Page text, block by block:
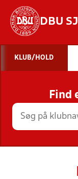
DBU
KLUB/HOLD
Find